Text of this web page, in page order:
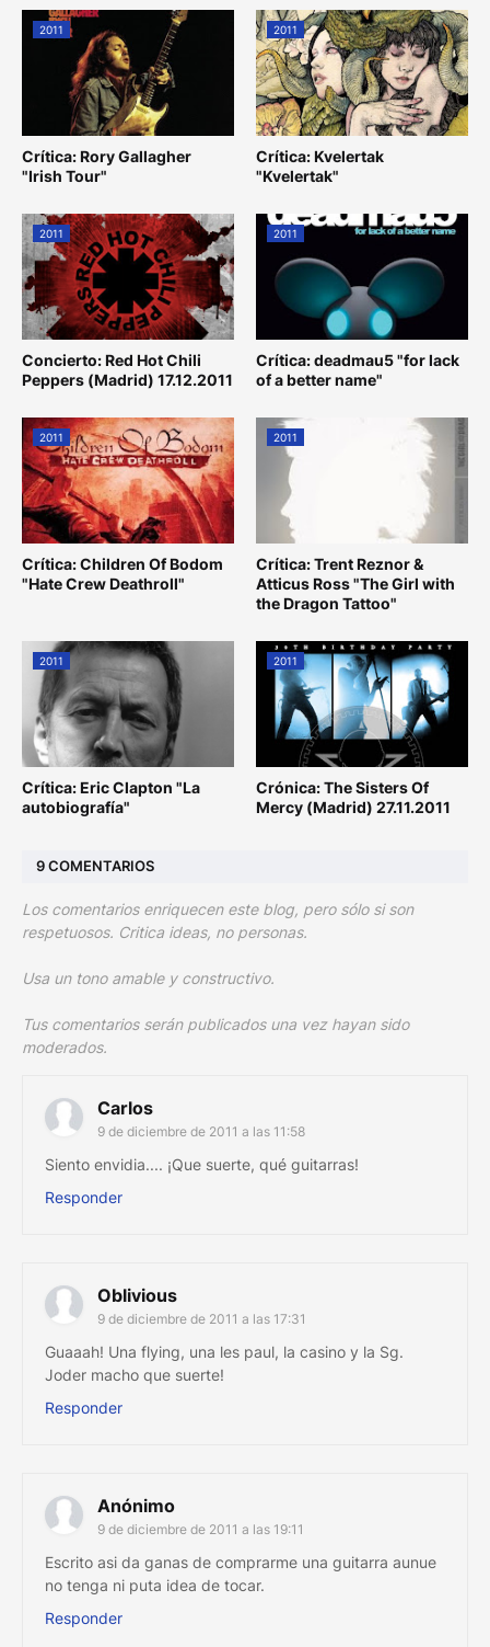
2011
Crítica: Rory Gallagher
"Irish Tour"
2011
Crítica: Kvelertak
"Kvelertak"
2011
Concierto: Red Hot Chili
Peppers (Madrid) 17.12.2011
2011
Crítica: deadmau5 "for lack
of a better name"
2011
Crítica: Children Of Bodom
"Hate Crew Deathroll"
2011
Crítica: Trent Reznor &
Atticus Ross "The Girl with
the Dragon Tattoo"
2011
Crítica: Eric Clapton "La
autobiografía"
2011
Crónica: The Sisters Of
Mercy (Madrid) 27.11.2011
9 COMENTARIOS
Los comentarios enriquecen este blog, pero sólo si son
respetuosos. Critica ideas, no personas.
Usa un tono amable y constructivo.
Tus comentarios serán publicados una vez hayan sido
moderados.
Carlos
9 de diciembre de 2011 a las 11:58
Siento envidia.... ¡Que suerte, qué guitarras!
Responder
Oblivious
9 de diciembre de 2011 a las 17:31
Guaaah! Una flying, una les paul, la casino y la Sg.
Joder macho que suerte!
Responder
Anónimo
9 de diciembre de 2011 a las 19:11
Escrito asi da ganas de comprarme una guitarra aunue
no tenga ni puta idea de tocar.
Responder